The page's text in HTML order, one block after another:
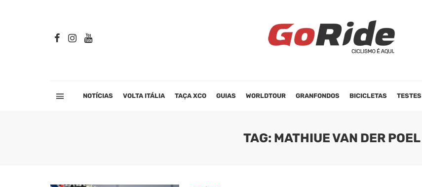
NOTÍCIAS VOLTA ITÁLIA TAÇA XCO GUIAS WORLDTOUR GRANFONDOS BICICLETAS TESTES
TAG: MATHIUE VAN DER POEL